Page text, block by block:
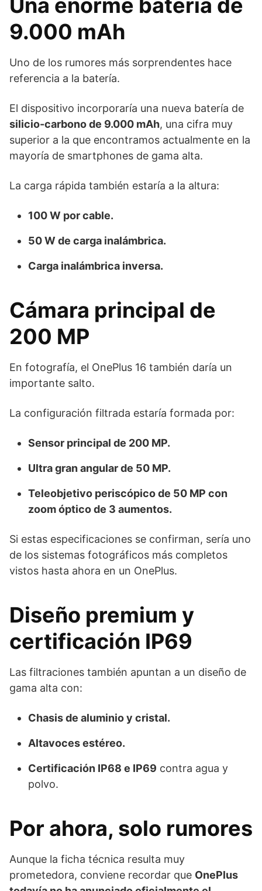
Una enorme batería de
9.000 mAh
Uno de los rumores más sorprendentes hace
referencia a la batería.
El dispositivo incorporaría una nueva batería de
silicio-carbono de 9.000 mAh, una cifra muy
superior a la que encontramos actualmente en la
mayoría de smartphones de gama alta.
La carga rápida también estaría a la altura:
100 W por cable.
50 W de carga inalámbrica.
Carga inalámbrica inversa.
Cámara principal de
200 MP
En fotografía, el OnePlus 16 también daría un
importante salto.
La configuración filtrada estaría formada por:
Sensor principal de 200 MP.
Ultra gran angular de 50 MP.
Teleobjetivo periscópico de 50 MP con
zoom óptico de 3 aumentos.
Si estas especificaciones se confirman, sería uno
de los sistemas fotográficos más completos
vistos hasta ahora en un OnePlus.
Diseño premium y
certificación IP69
Las filtraciones también apuntan a un diseño de
gama alta con:
Chasis de aluminio y cristal.
Altavoces estéreo.
Certificación IP68 e IP69 contra agua y
polvo.
Por ahora, solo rumores
Aunque la ficha técnica resulta muy
prometedora, conviene recordar que OnePlus